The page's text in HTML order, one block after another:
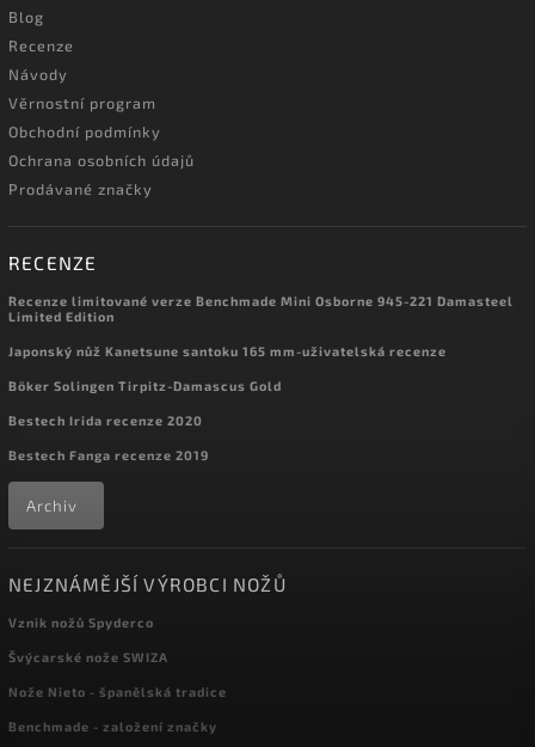
Blog
Recenze
Návody
Věrnostní program
Obchodní podmínky
Ochrana osobních údajů
Prodávané značky
RECENZE
Recenze limitované verze Benchmade Mini Osborne 945-221 Damasteel
Limited Edition
Japonský nůž Kanetsune santoku 165 mm-uživatelská recenze
Böker Solingen Tirpitz-Damascus Gold
Bestech Irida recenze 2020
Bestech Fanga recenze 2019
Archiv
NEJZNÁMĚJŠÍ VÝROBCI NOŽŮ
Vznik nožů Spyderco
Švýcarské nože SWIZA
Nože Nieto - španělská tradice
Benchmade - založení značky